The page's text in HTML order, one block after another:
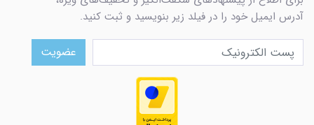
آدرس ایمیل خود را در فیلد زیر بنویسید و ثبت کنید.
عضویت